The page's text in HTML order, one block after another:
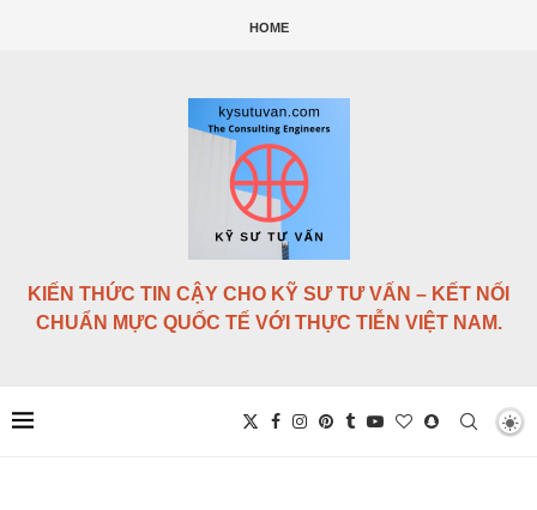
HOME
KIẾN THỨC TIN CẬY CHO KỸ SƯ TƯ VẤN – KẾT NỐI
CHUẨN MỰC QUỐC TẾ VỚI THỰC TIỄN VIỆT NAM.